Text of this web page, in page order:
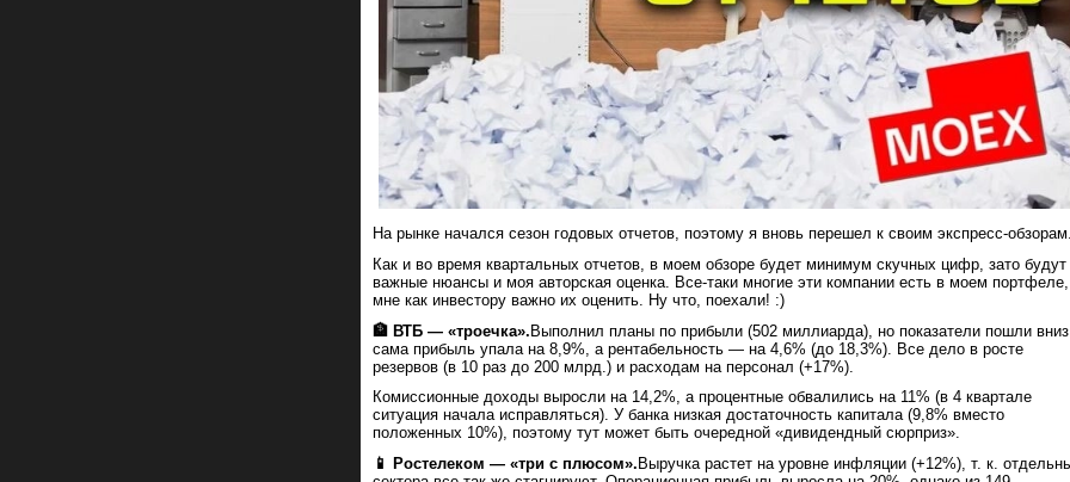
На рынке начался сезон годовых отчетов, поэтому я вновь перешел к своим экспресс-обзорам.
Как и во время квартальных отчетов, в моем обзоре будет минимум скучных цифр, зато будут
важные нюансы и моя авторская оценка. Все-таки многие эти компании есть в моем
мне как инвестору важно их оценить. Ну что, поехали! :)
🏦 ВТБ — «троечка». Выполнил планы по прибыли (502 миллиарда), но показатели пошли
сама прибыль упала на 8,9%, а рентабельность — на 4,6% (до 18,3%). Все дело в росте
резервов (в 10 раз до 200 млрд.) и расходам на персонал (+17%).
Комиссионные доходы выросли на 14,2%, а процентные обвалились на 11% (в 4 квартале
ситуация начала исправляться). У банка низкая достаточность капитала (9,8% вместо
положенных 10%), поэтому тут может быть очередной «дивидендный сюрприз».
📱 Ростелеком — «три с плюсом». Выручка растет на уровне инфляции (+12%), т. к.